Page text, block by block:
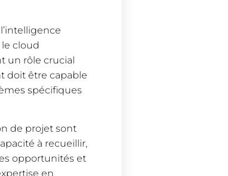
le cloud
un rôle crucial
doit être capable
spécifiques
de projet sont
à recueillir,
opportunités et
en